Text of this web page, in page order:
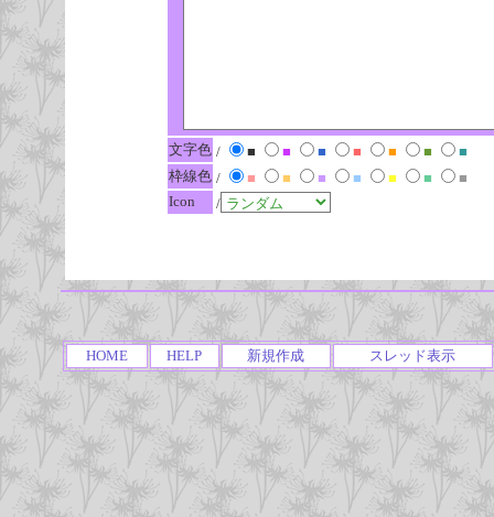
文字色 / ■ ■ ■ ■ ■ ■
■
枠線色 / ■ ■ ■ ■ ■ ■
■
Icon
/
HOME HELP 新規作成 スレッド表示